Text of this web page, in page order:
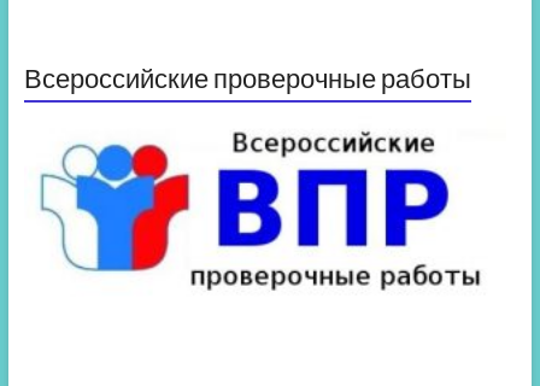
Всероссийские проверочные работы